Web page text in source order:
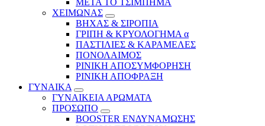
ΧΕΙΜΩΝΑΣ
ΒΗΧΑΣ & ΣΙΡΟΠΙΑ
ΓΡΙΠΗ & ΚΡΥΟΛΟΓΗΜΑ α
ΠΑΣΤΙΛΙΕΣ & ΚΑΡΑΜΕΛΕΣ
ΠΟΝΟΛΑΙΜΟΣ
ΡΙΝΙΚΗ ΑΠΟΣΥΜΦΟΡΗΣΗ
ΡΙΝΙΚΗ ΑΠΟΦΡΑΞΗ
ΓΥΝΑΙΚΑ
ΓΥΝΑΙΚΕΙΑ ΑΡΩΜΑΤΑ
ΠΡΟΣΩΠΟ
BOOSTER ΕΝΔΥΝΑΜΩΣΗΣ